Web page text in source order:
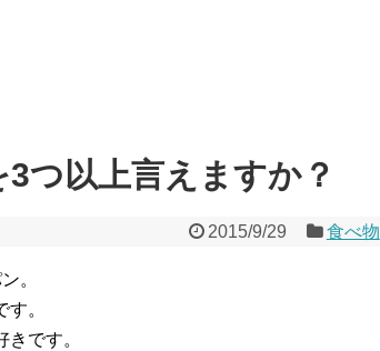
つ以上言えますか？
2015/9/29 食べ物
。
。
です。